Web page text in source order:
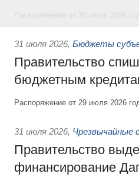
31 июля 2026, Бюджеты
Правительство
бюджетным
Распоряжение от 29 июля 2026
31 июля 2026, Чрезвычайные
Правительство
финансирование